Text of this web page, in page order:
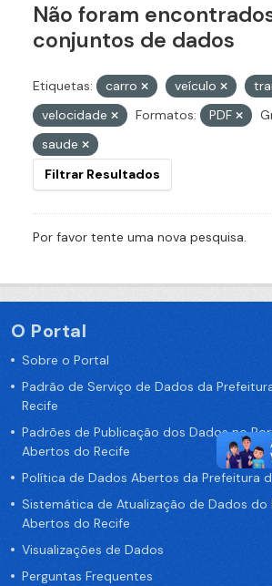
Não foram
conjuntos de dados
Etiquetas: carro veículo
velocidade
Formatos: PDF
saude
Filtrar Resultados
Por favor tente uma nova pesquisa.
O Portal
Sobre o Portal
Padrão de Serviço de Dados da
Recife
Padrões de Publicação dos Dados no
Abertos do Recife
Política de Dados Abertos da Prefeitura
Sistemática de Atualização de Dados do
Abertos do Recife
Visualizações de Dados
Perguntas Frequentes